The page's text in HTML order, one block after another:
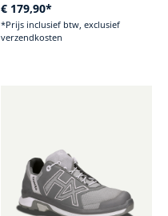
€ 179,90*
*Prijs inclusief btw, exclusief
verzendkosten